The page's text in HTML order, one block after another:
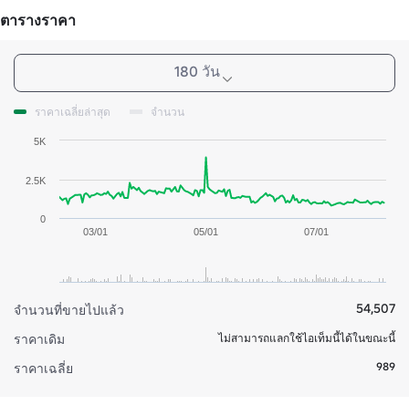
ตารางราคา
180 วัน
ราคาเฉลี่ยล่าสุด จำนวน
03/01 05/01 07/01
0
2.5K
5K
จำนวนที่ขายไปแล้ว
54,507
ราคาเดิม
ไม่สามารถแลกใช้ไอเท็มนี้ได้ในขณะนี้
ราคาเฉลี่ย 989